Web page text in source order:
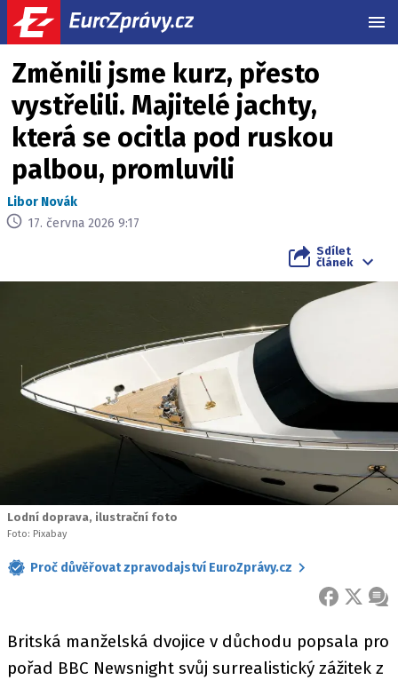
Změnili jsme kurz, přesto
vystřelili. Majitelé jachty,
která se ocitla pod ruskou
palbou, promluvili
Libor Novák
17. června 2026 9:17
Sdílet
článek
Lodní doprava, ilustrační foto
Foto: Pixabay
Proč důvěřovat zpravodajství EuroZprávy.cz
FACEBOOK
X
Britská manželská dvojice v důchodu popsala pro
pořad BBC Newsnight svůj surrealistický zážitek z